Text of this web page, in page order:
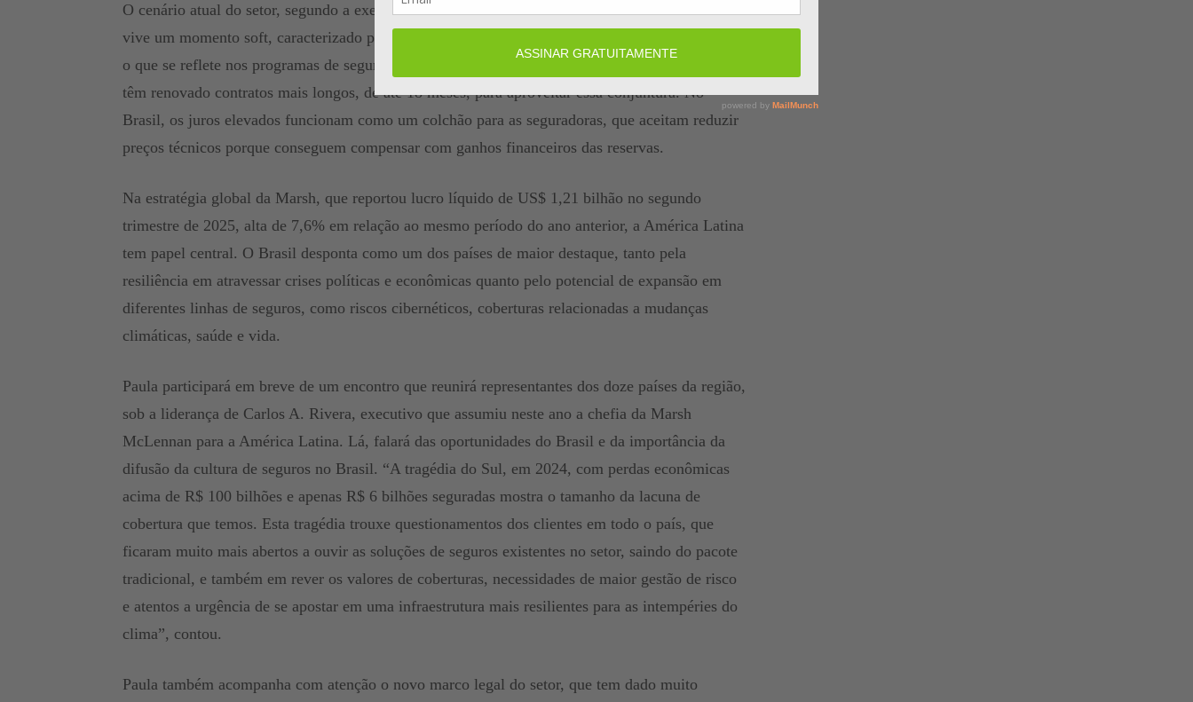
O cenário atual do setor, segundo a executiva, é de forte competição. O mercado de resseguro
vive um momento soft, caracterizado pelo excesso de capital e consequente redução dos preços,
o que se reflete nos programas de seguros, especialmente das grandes empresas. Muitos clientes
têm renovado contratos mais longos, de até 18 meses, para aproveitar essa conjuntura. No
Brasil, os juros elevados funcionam como um colchão para as seguradoras, que aceitam reduzir
preços técnicos porque conseguem compensar com ganhos financeiros das reservas.
Na estratégia global da Marsh, que reportou lucro líquido de US$ 1,21 bilhão no segundo
trimestre de 2025, alta de 7,6% em relação ao mesmo período do ano anterior, a América Latina
tem papel central. O Brasil desponta como um dos países de maior destaque, tanto pela
resiliência em atravessar crises políticas e econômicas quanto pelo potencial de expansão em
diferentes linhas de seguros, como riscos cibernéticos, coberturas relacionadas a mudanças
climáticas, saúde e vida.
Paula participará em breve de um encontro que reunirá representantes dos doze países da região,
sob a liderança de Carlos A. Rivera, executivo que assumiu neste ano a chefia da Marsh
McLennan para a América Latina. Lá, falará das oportunidades do Brasil e da importância da
difusão da cultura de seguros no Brasil. “A tragédia do Sul, em 2024, com perdas econômicas
acima de R$ 100 bilhões e apenas R$ 6 bilhões seguradas mostra o tamanho da lacuna de
cobertura que temos. Esta tragédia trouxe questionamentos dos clientes em todo o país, que
ficaram muito mais abertos a ouvir as soluções de seguros existentes no setor, saindo do pacote
tradicional, e também em rever os valores de coberturas, necessidades de maior gestão de risco
e atentos a urgência de se apostar em uma infraestrutura mais resilientes para as intempéries do
clima”, contou.
Paula também acompanha com atenção o novo marco legal do setor, que tem dado muito